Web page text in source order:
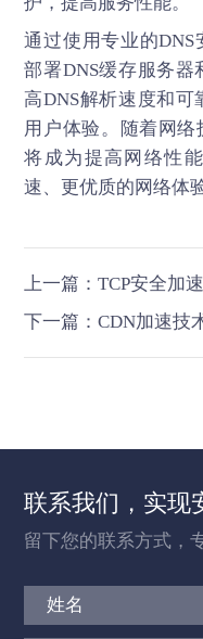
通过使用专业的DNS
部署DNS缓存服务
高DNS解析速度和
用户体验。随着网络
将成为提高网络性
速、更优质的网络体验
上一篇：TCP安全加
下一篇：CDN加速技
联系我们，实现
留下您的联系方式，